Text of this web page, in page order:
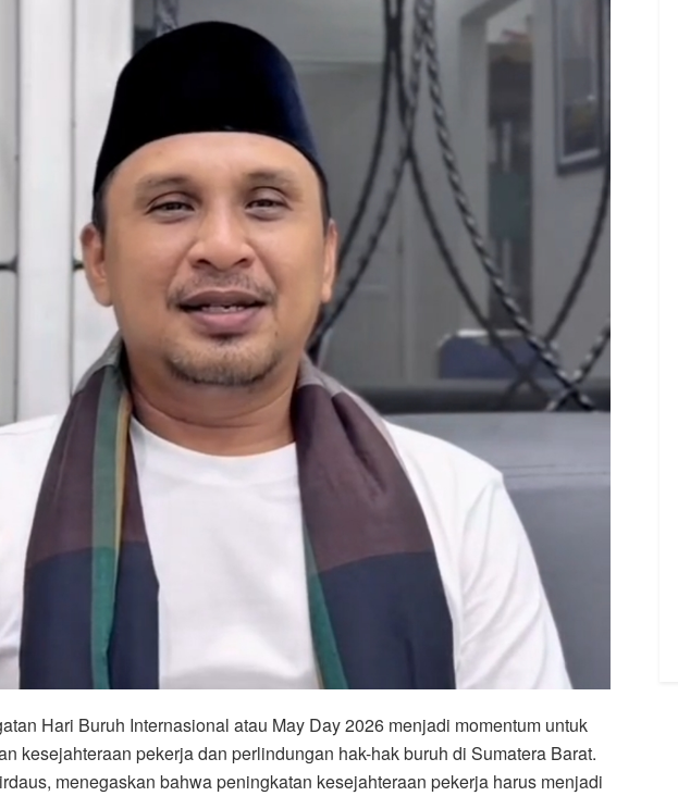
Hari Buruh Internasional atau May Day 2026 menjadi momentum untuk
kesejahteraan pekerja dan perlindungan hak-hak buruh di Sumatera Barat.
menegaskan bahwa peningkatan kesejahteraan pekerja harus menjadi